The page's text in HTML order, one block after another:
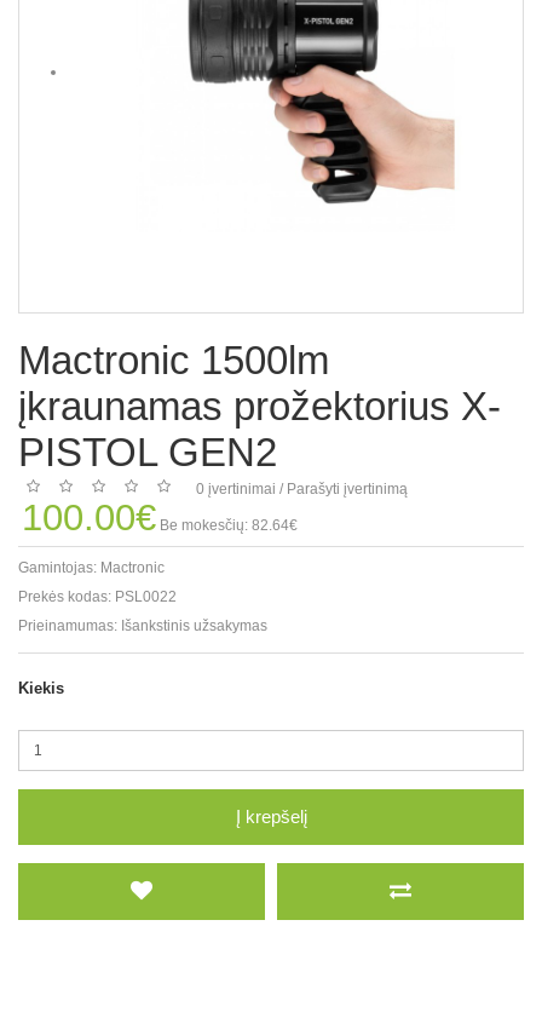
Mactronic 1500lm
įkraunamas prožektorius X-
PISTOL GEN2
0 įvertinimai / Parašyti įvertinimą
100.00€ Be mokesčių: 82.64€
Gamintojas: Mactronic
Prekės kodas: PSL0022
Prieinamumas: Išankstinis užsakymas
Kiekis
Į krepšelį